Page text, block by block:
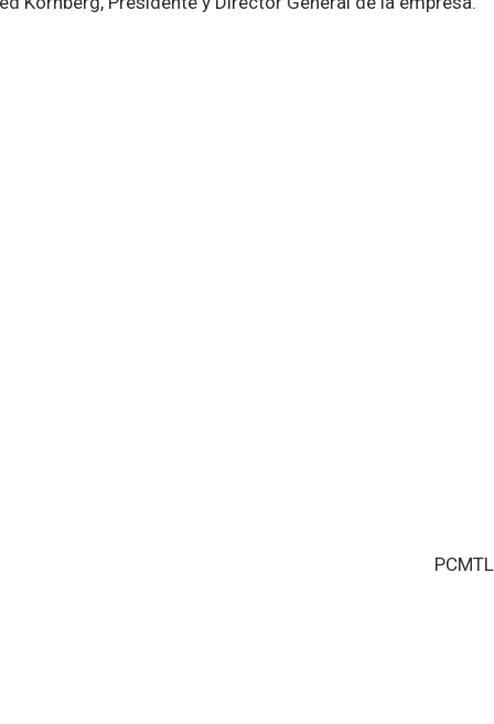
PCMTL